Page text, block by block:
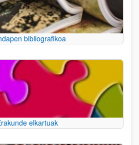
bibliografikoa
elkartuak